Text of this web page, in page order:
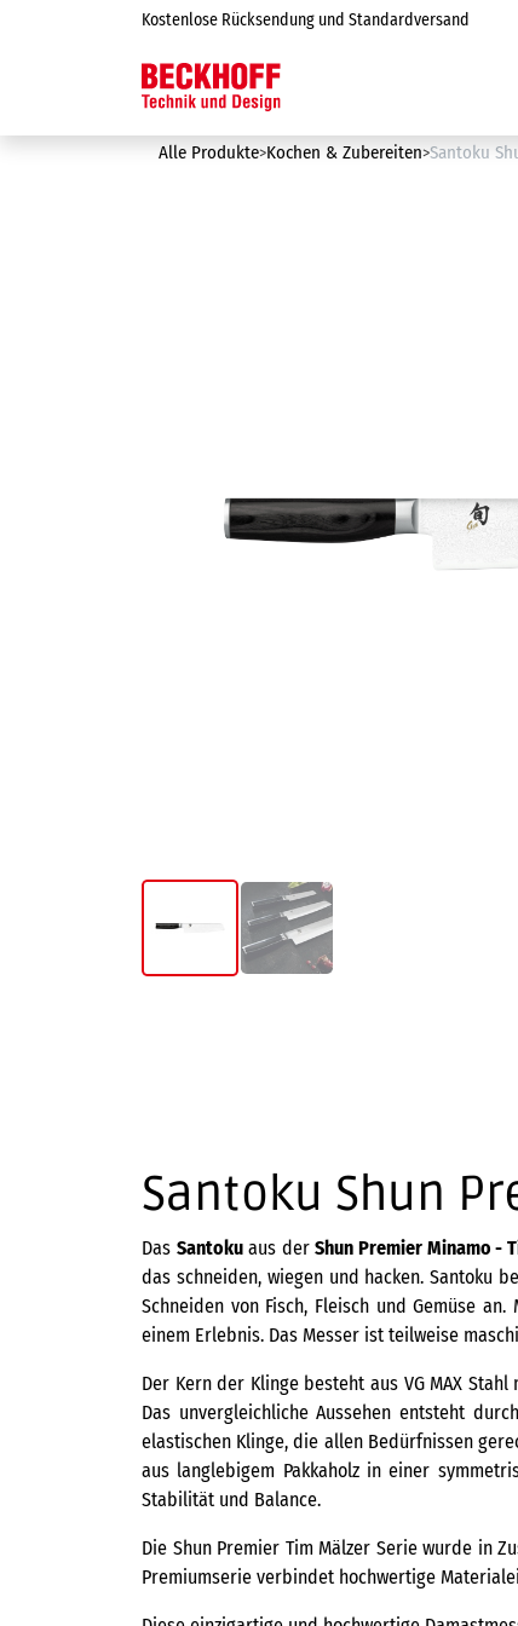
Zum Inhalt springenKostenlose Rücksendung und Standardversand
Alle Produkte Kochen & Zubereiten Santoku
Santoku Shun
Das Santokuaus derShun Premier Minamo -
das schneiden, wiegen und hacken. Santoku
Schneiden von Fisch, Fleisch und Gemüse
einem Erlebnis. Das Messer ist teilweise
Der Kern der Klinge besteht aus VG MAX
Das unvergleichliche Aussehen entsteht
elastischen Klinge, die allen Bedürfnissen
aus langlebigem Pakkaholz in einer
Stabilität und Balance.
Die Shun Premier Tim Mälzer Serie wurde in
Premiumserie verbindet hochwertige